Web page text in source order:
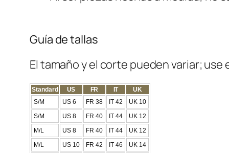
Guía de tallas
El tamaño y el corte pueden variar;
Standard US FR IT
UK
S/M
US 6 FR 38 IT 42
UK 10
S/M
US 8 FR 40 IT 44
UK 12
M/L
US 8 FR 40 IT 44
UK 12
M/L
US 10 FR 42 IT 46
UK 14